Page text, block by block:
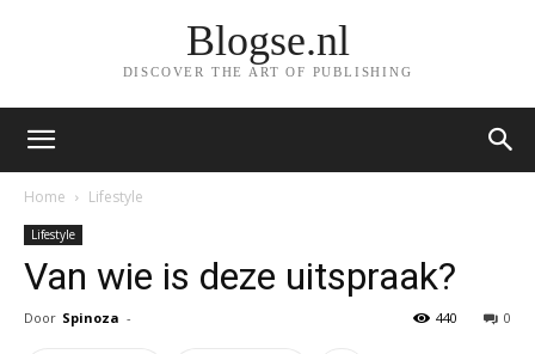
Blogse.nl
DISCOVER THE ART OF PUBLISHING
Home Lifestyle
Lifestyle
Van wie is deze uitspraak?
Door Spinoza - 0
440